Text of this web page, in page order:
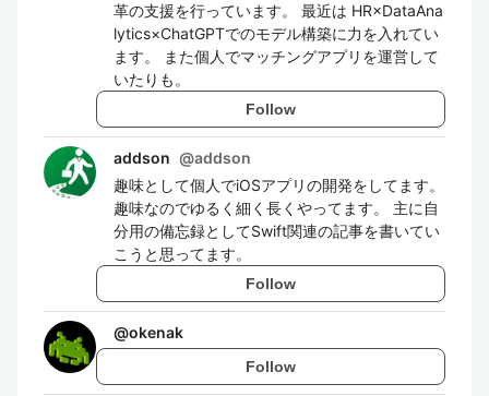
革の支援を行っています。 最近は HR×DataAna
lytics×ChatGPTでのモデル構築に力を入れてい
ます。 また個人でマッチングアプリを運営して
いたりも。
Follow
addson @addson
趣味として個人でiOSアプリの開発をしてます。
趣味なのでゆるく細く長くやってます。 主に自
分用の備忘録としてSwift関連の記事を書いてい
こうと思ってます。
Follow
@okenak
Follow